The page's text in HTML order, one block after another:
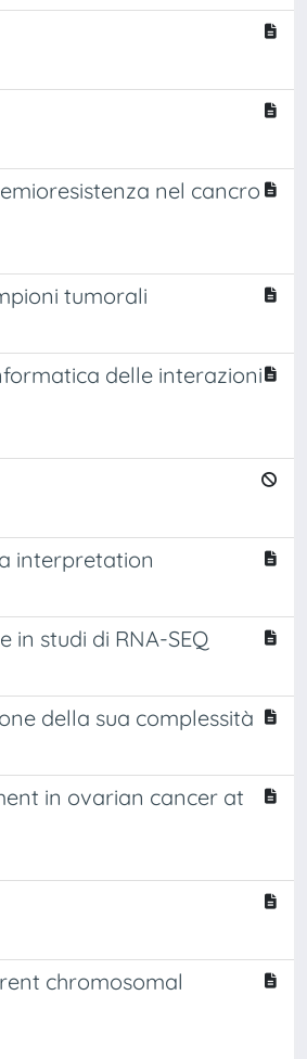
nel cancro
tumorali
delle interazioni
interpretation
studi di RNA-SEQ
della sua complessità
in ovarian cancer at
chromosomal